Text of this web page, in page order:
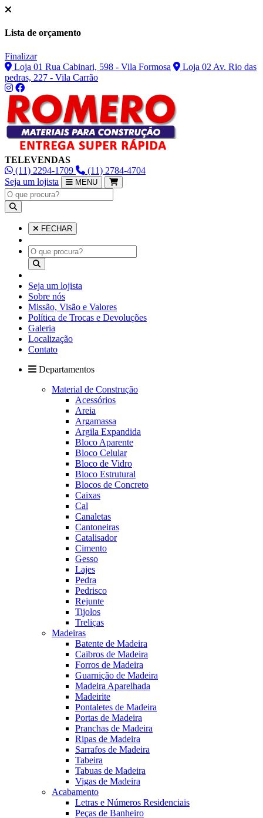
Lista de orçamento
Finalizar
Loja 01 Rua Cabinari, 598 - Vila Formosa
Loja 02 Av. Rio das
pedras, 227 - Vila Carrão
TELEVENDAS
(11) 2294-1709
(11) 2784-4704
Seja um lojista
MENU
FECHAR
Seja um lojista
Sobre nós
Missão, Visão e Valores
Política de Trocas e Devoluções
Galeria
Localização
Contato
Departamentos
Material de Construção
Acessórios
Areia
Argamassa
Argila Expandida
Bloco Aparente
Bloco Celular
Bloco de Vidro
Bloco Estrutural
Blocos de Concreto
Caixas
Cal
Canaletas
Cantoneiras
Catalisador
Cimento
Gesso
Lajes
Pedra
Pedrisco
Rejunte
Tijolos
Treliças
Madeiras
Batente de Madeira
Caibros de Madeira
Forros de Madeira
Guarnição de Madeira
Madeira Aparelhada
Madeirite
Pontaletes de Madeira
Portas de Madeira
Pranchas de Madeira
Ripas de Madeira
Sarrafos de Madeira
Tabeira
Tabuas de Madeira
Vigas de Madeira
Acabamento
Letras e Números Residenciais
Peças de Banheiro